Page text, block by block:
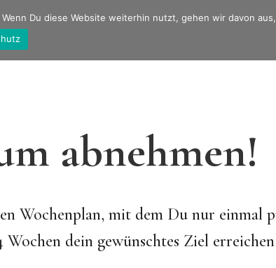
Startseite So funktioniert´s
abnehmen!
Wochenplan, mit dem Du nur einmal
dein gewünschtes Ziel
Du diese Website weiterhin nutzt, gehen wir davon